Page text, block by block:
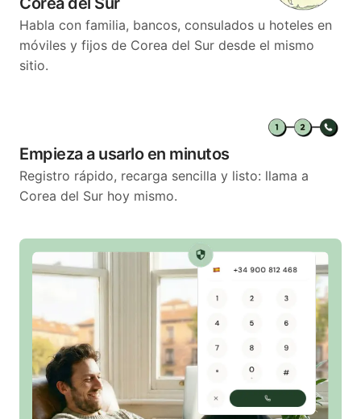
Habla con familia, bancos, consulados u hoteles en
móviles y fijos de Corea del Sur desde el mismo
sitio.
Empieza a usarlo en minutos
Registro rápido, recarga sencilla y listo: llama a
Corea del Sur hoy mismo.